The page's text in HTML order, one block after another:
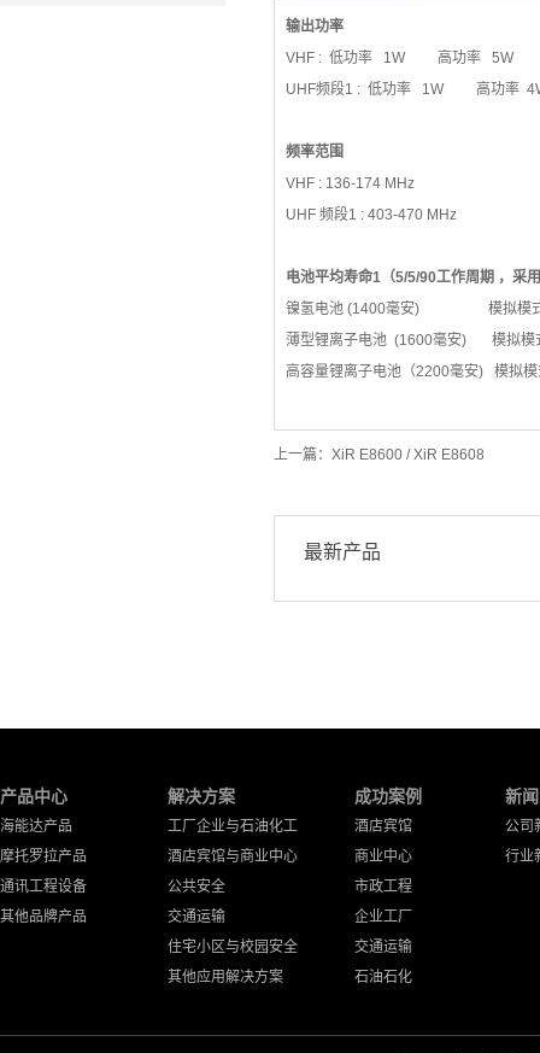
输出功率
VHF : 低功率 1W 高功率 5W
UHF频段1 : 低功率 1W 高功
频率范围
VHF : 136-174 MHz
UHF 频段1 : 403-470 MHz
电池平均寿命1（5/5/90工作周期 ，采
镍氢电池 (1400毫安) 模拟模式：
薄型锂离子电池 (1600毫安) 模拟模
高容量锂离子电池（2200毫安) 模拟
上一篇： XiR E8600 / XiR E8608
最新产品
产品中心
海能达产品
摩托罗拉产品
通讯工程设备
其他品牌产品
解决方案
工厂企业与石油化工
酒店宾馆与商业中心
公共安全
交通运输
住宅小区与校园安全
其他应用解决方案
成功案例
酒店宾馆
商业中心
市政工程
企业工厂
交通运输
石油石化
新
公司
行业